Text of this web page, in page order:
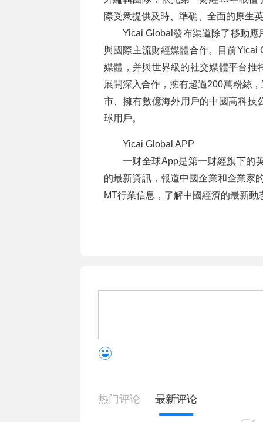
際受衆提供及時、準确、全面的原生
Yicai Global發布渠道除了移動
與國際主流财經媒體合作。目前Yicai
媒體，并與世界級的社交媒體平台推
展開深入合作，擁有超過200萬粉絲
市、擁有數億海外用戶的中國高科技
球用戶。
Yicai Global APP
一财全球App是第一财經旗下的
的最新資訊，報道中國企業和企業家
MT行業信息，了解中國經濟的最新動
热门评论 最新评论